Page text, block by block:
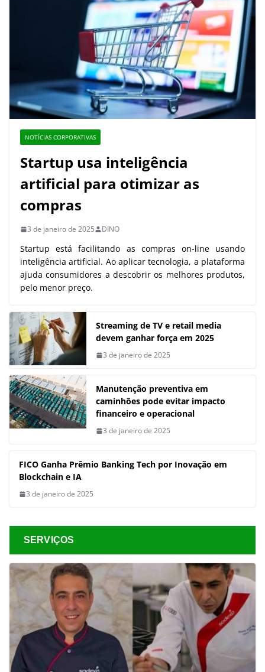
NOTÍCIAS CORPORATIVAS
Startup usa inteligência
artificial para otimizar as
compras
3 de janeiro de 2025 DINO
Startup está facilitando as compras on-line usando
inteligência artificial. Ao aplicar tecnologia, a plataforma
ajuda consumidores a descobrir os melhores produtos,
pelo menor preço.
Streaming de TV e retail media
devem ganhar força em 2025
3 de janeiro de 2025
Manutenção preventiva em
caminhões pode evitar impacto
financeiro e operacional
3 de janeiro de 2025
FICO Ganha Prêmio Banking Tech por Inovação em
Blockchain e IA
3 de janeiro de 2025
SERVIÇOS